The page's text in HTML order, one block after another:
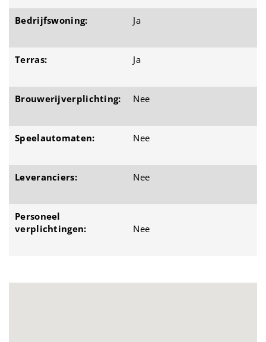
Bedrijfswoning: Ja
Terras: Ja
Brouwerijverplichting: Nee
Speelautomaten: Nee
Leveranciers: Nee
Personeel
verplichtingen:
Nee